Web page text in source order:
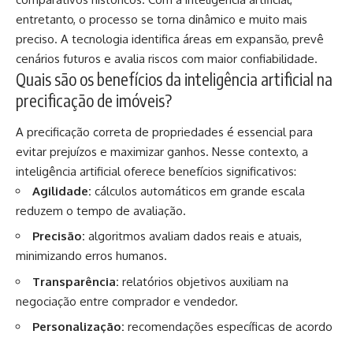
entretanto, o processo se torna dinâmico e muito mais
preciso. A tecnologia identifica áreas em expansão, prevê
cenários futuros e avalia riscos com maior confiabilidade.
Quais são os benefícios da inteligência artificial na
precificação de imóveis?
A precificação correta de propriedades é essencial para
evitar prejuízos e maximizar ganhos. Nesse contexto, a
inteligência artificial oferece benefícios significativos:
Agilidade: cálculos automáticos em grande escala
reduzem o tempo de avaliação.
Precisão: algoritmos avaliam dados reais e atuais,
minimizando erros humanos.
Transparência: relatórios objetivos auxiliam na
negociação entre comprador e vendedor.
Personalização: recomendações específicas de acordo